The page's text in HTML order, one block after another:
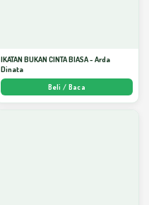
IKATAN BUKAN CINTA BIASA - Arda
Dinata
Beli / Baca